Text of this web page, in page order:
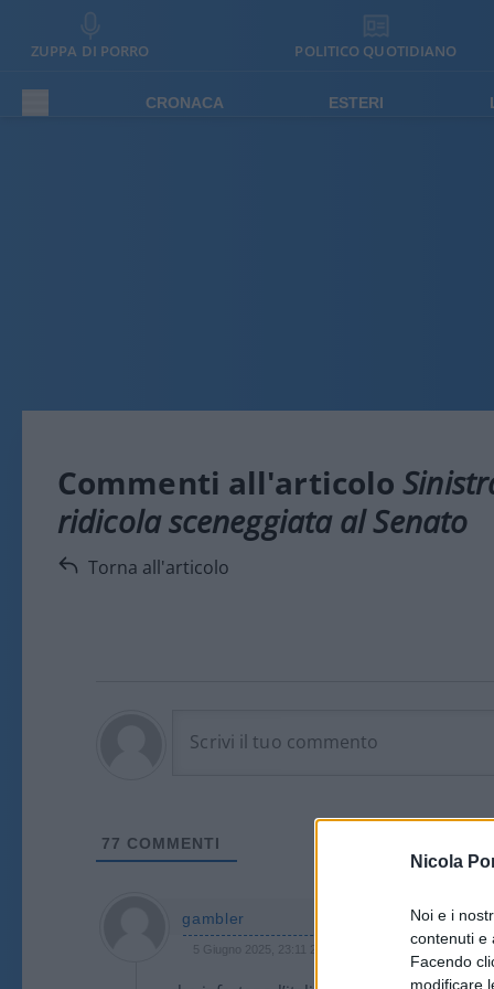
Nicola
Noi e i
contenuti e
Facendo
modificare
ZUPPA DI PORRO POLITICO QUOTIDIANO
CRONACA ESTERI
Commenti all'articolo
ridicola sceneggiata al Senato
Torna all'articolo
77 COMMENTI
gambler
5 Giugno 2025, 23:11 23:11